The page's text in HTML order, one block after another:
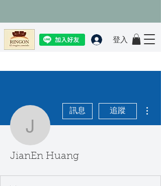
登入
JianEn Huang
訊息 追蹤
JianEn Huang